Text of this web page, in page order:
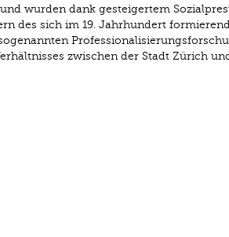
wurden dank gesteigertem
des sich im 19. Jahrhundert
zwischen der Stadt Zürich